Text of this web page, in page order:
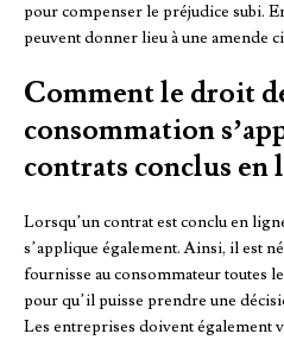
pour compenser le préjudice subi.
peuvent donner lieu à une amende
Comment le droit
consommation
contrats conclus en
Lorsqu’un contrat est conclu en
s’applique également. Ainsi, il est
fournisse au consommateur toutes
pour qu’il puisse prendre une
Les entreprises doivent également